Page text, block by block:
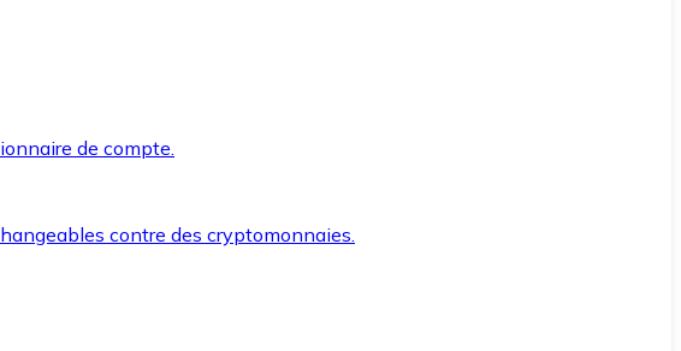
de compte.
contre des cryptomonnaies.